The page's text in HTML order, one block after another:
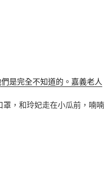
是完全不知道的。嘉義老人
，和玲妃走在小瓜前，喃喃